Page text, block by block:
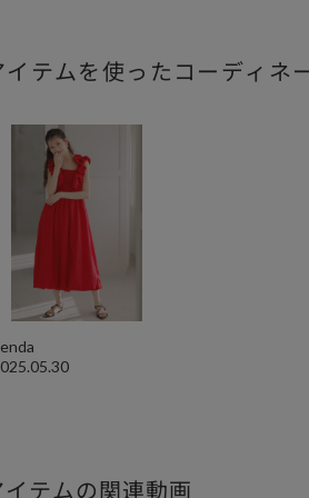
イテムを使ったコーディネ